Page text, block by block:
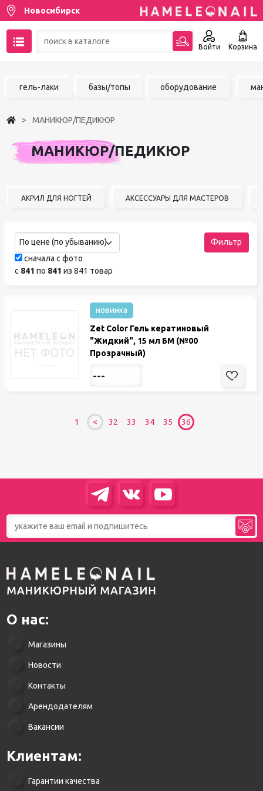
Новосибирск
Войти Корзина
Акции
гель-лаки базы/топы оборудование
МАНИКЮР/ПЕДИКЮР
МАНИКЮР/ПЕДИКЮР
АКРИЛ ДЛЯ НОГТЕЙ АКСЕССУАРЫ ДЛЯ МАСТЕРОВ
По цене (по убыванию)
Фильтр
сначала с фото
с 841 по 841 из 841 товар
новинка
Zet Color Гель кератиновый
"Жидкий", 15 мл БМ (№00
Прозрачный)
---
1 32 33 34 35 36
О нас:
Магазины
Новости
Контакты
Арендодателям
Вакансии
Клиентам:
Гарантии качества